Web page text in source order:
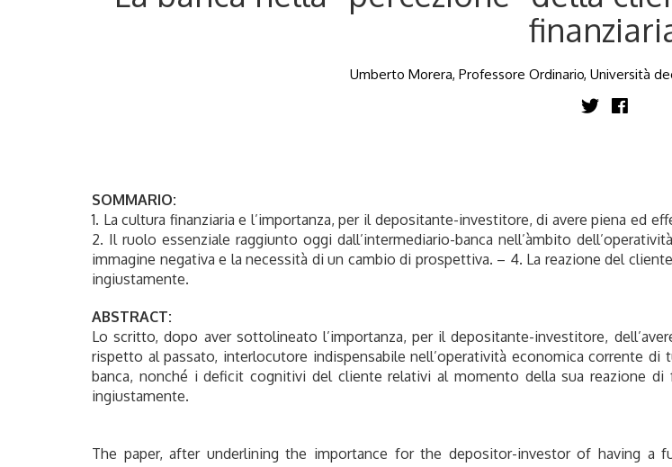
Umberto Morera, Professore Ordinario, Università
SOMMARIO:
1. La cultura finanziaria e l’importanza, per il depositante-investitore, di avere piena ed
2. Il ruolo essenziale raggiunto oggi dall’intermediario-banca nell’àmbito
immagine negativa e la necessità di un cambio di prospettiva. – 4. La reazione del
ingiustamente.
ABSTRACT:
Lo scritto, dopo aver sottolineato l’importanza, per il depositante-investitore,
rispetto al passato, interlocutore indispensabile nell’operatività economica corrente di
banca, nonché i deficit cognitivi del cliente relativi al momento della sua reazione
ingiustamente.
The paper, after underlining the importance for the depositor-investor of having a